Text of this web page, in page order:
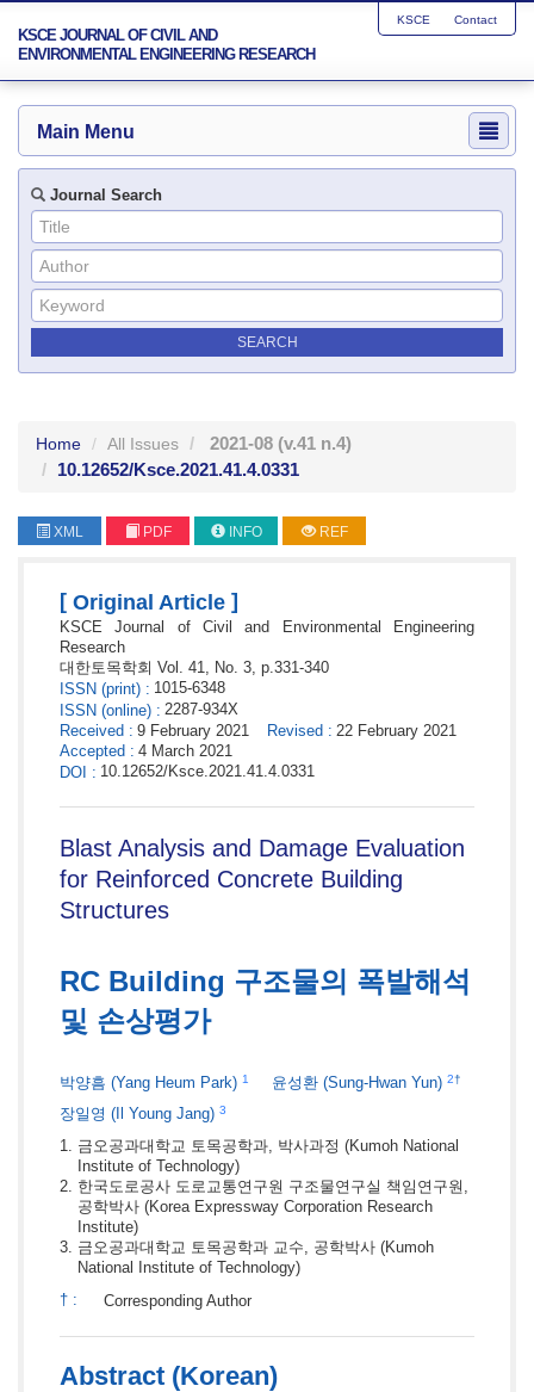
KSCE JOURNAL OF CIVIL AND
ENVIRONMENTAL ENGINEERING RESEARCH
KSCE Contact
Main Menu
Journal Search
Home All Issues 2021-08 (v.41 n.4)
10.12652/Ksce.2021.41.4.0331
XML PDF INFO REF
[ Original Article ]
KSCE Journal of Civil and Environmental Engineering
Research
대한토목학회 Vol. 41, No. 3, p.331-340
ISSN (print) : 1015-6348
ISSN (online) : 2287-934X
Received : 9 February 2021 Revised : 22 February 2021
Accepted : 4 March 2021
DOI : 10.12652/Ksce.2021.41.4.0331
Blast Analysis and Damage Evaluation
for Reinforced Concrete Building
Structures
RC Building 구조물의 폭발해석
및 손상평가
박양흠 (Yang Heum Park) 1 윤성환 (Sung-Hwan Yun) 2†
장일영 (Il Young Jang) 3
금오공과대학교 토목공학과, 박사과정 (Kumoh National
Institute of Technology)
한국도로공사 도로교통연구원 구조물연구실 책임연구원,
공학박사 (Korea Expressway Corporation Research
Institute)
금오공과대학교 토목공학과 교수, 공학박사 (Kumoh
National Institute of Technology)
† : Corresponding Author
Abstract (Korean)